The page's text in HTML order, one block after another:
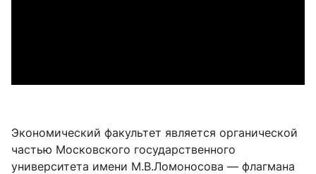
Экономический факультет является органической
частью Московского государственного
университета имени М.В.Ломоносова — флагмана